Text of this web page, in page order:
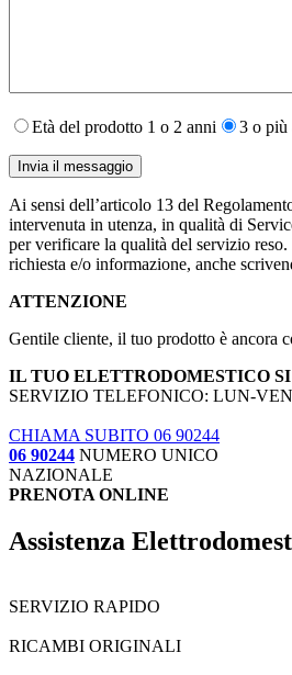
Età del prodotto 1 o 2 anni 3 o più
Ai sensi dell’articolo 13 del
intervenuta in utenza,​ in qualità di
per verificare la qualità del servizio
richiesta e/o informazione, anche
ATTENZIONE
Gentile cliente, il tuo prodotto è ancora
IL TUO ELETTRODOMESTICO
SERVIZIO TELEFONICO: LUN-
CHIAMA SUBITO 06 90244
06 90244 NUMERO UNICO
NAZIONALE
PRENOTA ONLINE
Assistenza
SERVIZIO RAPIDO
RICAMBI ORIGINALI